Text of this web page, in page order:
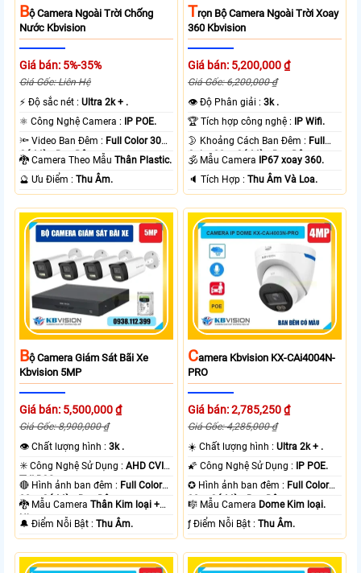
BỘ Camera Ngoài Trời Chống
Nước Kbvision
Giá bán: 5%-35%
Giá Gốc: Liên Hệ
️⚡ Độ sắc nét :Ultra 2k + .
⚛️ Công Nghệ Camera : IP POE.
🔦 Video Ban Đêm : Full Color 30m
Có Màu Ban Ðêm.
🐉️ Camera Theo MẫuThân Plastic.
️🔮 Ưu Điểm :Thu Âm.
TRọn Bộ Camera Ngoài Trời Xoay
360 Kbvision
Giá bán: 5,200,000 ₫
Giá Gốc: 6,200,000 ₫
👁 Độ Phân giải :3k .
🏆 Tích hợp công nghệ : IP Wifi.
🌛 Khoảng Cách Ban Đêm : Full
Color 30m Có Màu Ban Ðêm.
🕉️ Mẫu Camera IP67 xoay 360.
️🔈 Tích Hợp :Thu Âm Và Loa.
BỘ Camera Giám Sát Bãi Xe
Kbvision 5MP
Giá bán: 5,500,000 ₫
Giá Gốc: 8,900,000 ₫
👁 Chất lượng hình :3k .
✳️ Công Nghệ Sử Dụng :AHD CVI
TVI BCS.
🔴 Hình ảnh ban đêm : Full Color
80m Có Màu Ban Ðêm.
🐉️ Mẫu CameraThân Kim loại +
Nhựa.
️🔔 Điểm Nỗi Bật :Thu Âm.
CAmera Kbvision KX-CAi4004N-
PRO
Giá bán: 2,785,250 ₫
Giá Gốc: 4,285,000 ₫
☀️ Chất lượng hình :Ultra 2k + .
🌠 Công Nghệ Sử Dụng :
IP POE.
✪ Hình ảnh ban đêm : Full Color
30m Có Màu Ban Ðêm.
🎼️ Mẫu Camera Dome Kim loại.
️ƒ Điểm Nỗi Bật :Thu Âm.